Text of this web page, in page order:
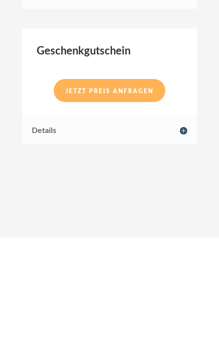
Geschenkgutschein
JETZT PREIS ANFRAGEN
Details